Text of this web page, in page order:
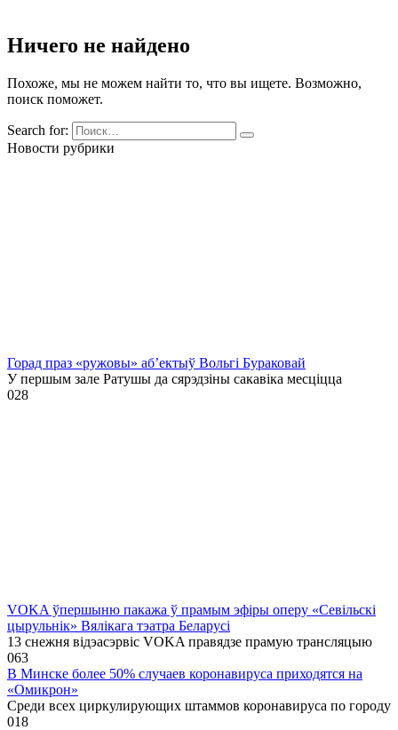
Ничего не найдено
Похоже, мы не можем найти то, что вы ищете. Возможно,
поиск поможет.
Search for:
Новости рубрики
Горад праз «ружовы» аб’ектыў Вольгі Бураковай
У першым зале Ратушы да сярэдзіны сакавіка месціцца
028
VOKA ўпершыню пакажа ў прамым эфіры оперу «Севільскі
цырульнік» Вялікага тэатра Беларусі
13 снежня відэасэрвіс VOKA правядзе прамую трансляцыю
063
В Минске более 50% случаев коронавируса приходятся на
«Омикрон»
Среди всех циркулирующих штаммов коронавируса по городу
018